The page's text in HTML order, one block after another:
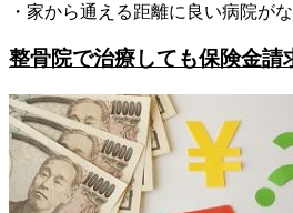
・家から通える距離に良い病院が
整骨院で治療しても保険金請